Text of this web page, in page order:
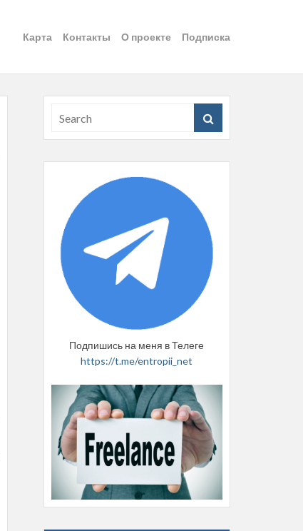
Карта Контакты О проекте Подписка
Подпишись на меня в Телеге
https://t.me/entropii_net